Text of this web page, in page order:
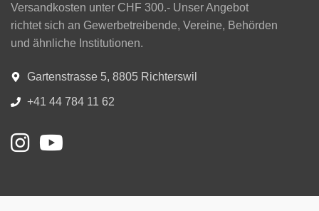
Versandkosten unter CHF 300.- Unser Angebot
richtet sich an Gewerbetreibende, Vereine, Behörden
und ähnliche Institutionen.
Gartenstrasse 5, 8805 Richterswil
+41 44 784 11 62